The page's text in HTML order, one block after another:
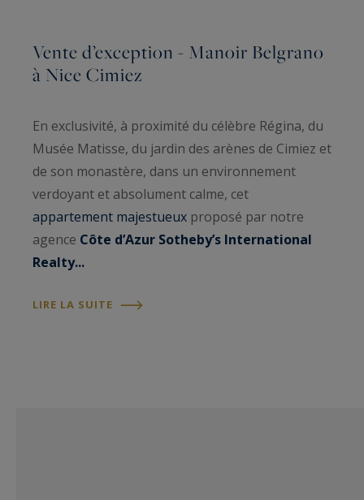
Vente d’exception - Manoir Belgrano
à Nice Cimiez
En exclusivité, à proximité du célèbre Régina, du
Musée Matisse, du jardin des arènes de Cimiez et
de son monastère, dans un environnement
verdoyant et absolument calme, cet
appartement majestueux proposé par notre
agence Côte d’Azur Sotheby’s International
Realty...
LIRE LA SUITE